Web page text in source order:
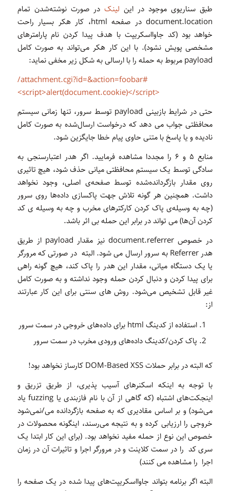
طبق سناریوی موجود در این لینک در صورت نوشته‌شدن تمام
document.location در صفحه html، کار هکر بسیار راحت
خواهد بود (کد جاوااسکریپت با هدف پیدا کردن نام پارامترهای
مشخصی پویش نشود). با این کار هکر می‌تواند به صورت کامل
payload مربوط به حمله را با ارسالی به شکل زیر مخفی نماید:
/attachment.cgi?id=&action=foobar#
<script>alert(document.cookie)</script>
حتی در شرایط بازبینی payload توسط سرور، تنها زمانی سیستم
محافظتی جواب می دهد که درخواست ارسال‌شده به صورت کامل
نادیده و یا پاسخ با متنی حاوی پیام خطا جایگزین شود.
منابع ۵ و ۶ را مجددا مشاهده فرمایید. اگر هدر اعتبارسنجی به
سادگی توسط یک سیستم محافظتی میانی حذف شود، هیچ تاثیری
روی مقدار بازگردانده‌شده توسط صفحه‌ی اصلی، وجود نخواهد
داشت. همچنین هر گونه تلاش جهت پاکسازی داده‌ها روی سرور
(چه به وسیله‌ی پاک کردن کارکترهای مخرب و چه به وسیله ی کد
کردن آن‌ها) می تواند در برابر این حمله بی اثر باشد.
در خصوص document.referrer نیز مقدار payload از طریق
هدر Referrer به سرور ارسال می شود. البته در صورتی که مرورگر
یا یک دستگاه میانی، مقدار این هدر را پاک کند، هیچ گونه راهی
برای پیدا کردن و دنبال کردن حمله وجود نداشته و به صورت کامل
غیر قابل تشخیص می‌شود. روش های سنتی برای این کار عبارتند
از:
استفاده از کدینگ html برای داده‌های خروجی در سمت سرور
پاک کردن/کدینگ داده‌های ورودی مخرب در سمت سرور
که البته در برابر حملات DOM-Based XSS کارساز نخواهد بود!
با توجه به اینکه اسکنرهای آسیب پذیری‌، از طریق تزریق و
اینجکت‌های اشتباه (که گاهی از آن با نام فازبندی یا fuzzing یاد
می‌شود) و بر اساس مقادیری که به صفحه بازگردانده‌ می/نمی‌شود
خروجی را ارزیابی کرده و به نتیجه می‌رسند، اینگونه محصولات در
خصوص این نوع از حمله مفید نخواهد بود. (برای این کار ابتدا یک
سری کد را در سمت کلاینت و در مرورگر اجرا و تاثیرات آن در زمان
اجرا را مشاهده می کنند)
البته اگر برنامه بتواند جاوااسکریپت‌های پیدا شده در یک صفحه را